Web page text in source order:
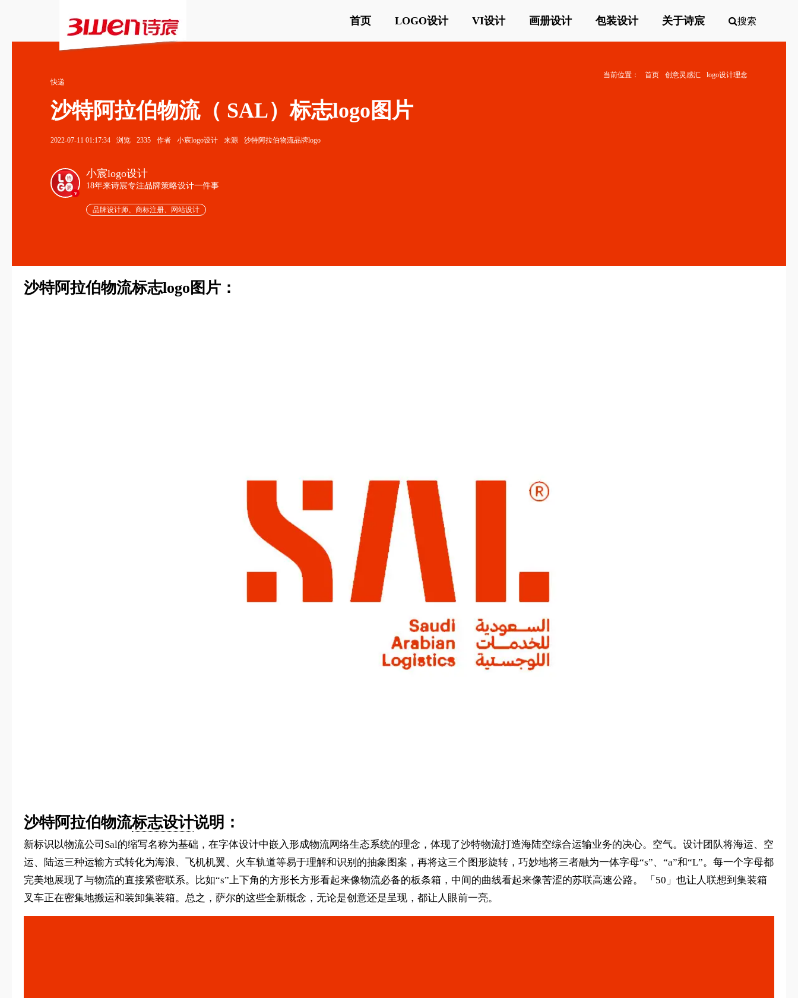
首页 LOGO设计 VI设计 画册设计 包装设计 关于诗宸 搜索
当前位置： 首页 创意灵感汇
logo设计理念
快递
沙特阿拉伯物流（ SAL）标志logo图片
2022-07-11 01:17:34 浏览 2335 作者 小宸logo设计 来源 沙特阿拉伯物流品牌logo
v
小宸logo设计
18年来诗宸专注品牌策略设计一件事
品牌设计师、商标注册、网站设计
沙特阿拉伯物流标志logo图片：
沙特阿拉伯物流标志设计说明：
新标识以物流公司Sal的缩写名称为基础，在字体设计中嵌入形成物流网络生态系统的理念，体现了沙特物流打造海陆空综合运输业务的决心。空气。设计团队将海运、空
运、陆运三种运输方式转化为海浪、飞机机翼、火车轨道等易于理解和识别的抽象图案，再将这三个图形旋转，巧妙地将三者融为一体字母“s”、“a”和“L”。每一个字母都
完美地展现了与物流的直接紧密联系。比如“s”上下角的方形长方形看起来像物流必备的板条箱，中间的曲线看起来像苦涩的苏联高速公路。 「50」也让人联想到集装箱
叉车正在密集地搬运和装卸集装箱。总之，萨尔的这些全新概念，无论是创意还是呈现，都让人眼前一亮。